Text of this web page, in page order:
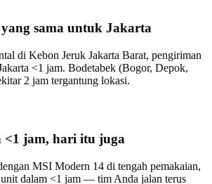
sama untuk Jakarta
di Kebon Jeruk Jakarta Barat, pengiriman
<1 jam. Bodetabek (Bogor, Depok,
2 jam tergantung lokasi.
<1 jam, hari itu juga
MSI Modern 14 di tengah pemakaian,
dalam <1 jam — tim Anda jalan terus